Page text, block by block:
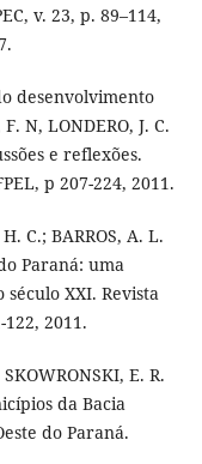
v. 23, p. 89–114,
desenvolvimento
N, LONDERO, J. C.
e reflexões.
p 207-224, 2011.
C.; BARROS, A. L.
Paraná: uma
XXI. Revista
2011.
E. R.
da Bacia
do Paraná.